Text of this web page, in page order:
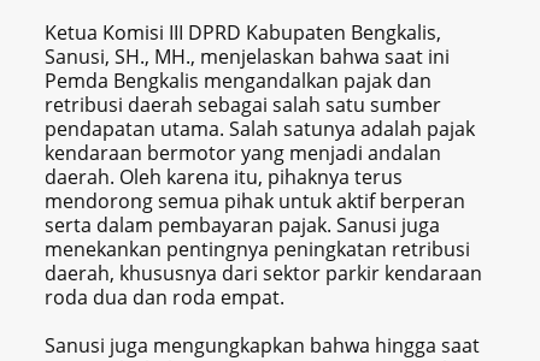
Ketua Komisi III DPRD Kabupaten Bengkalis,
Sanusi, SH., MH., menjelaskan bahwa saat ini
Pemda Bengkalis mengandalkan pajak dan
retribusi daerah sebagai salah satu sumber
pendapatan utama. Salah satunya adalah pajak
kendaraan bermotor yang menjadi andalan
daerah. Oleh karena itu, pihaknya terus
mendorong semua pihak untuk aktif berperan
serta dalam pembayaran pajak. Sanusi juga
menekankan pentingnya peningkatan retribusi
daerah, khususnya dari sektor parkir kendaraan
roda dua dan roda empat.
Sanusi juga mengungkapkan bahwa hingga saat